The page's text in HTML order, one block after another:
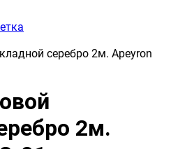
серебро 2м. Apeyron
2м.